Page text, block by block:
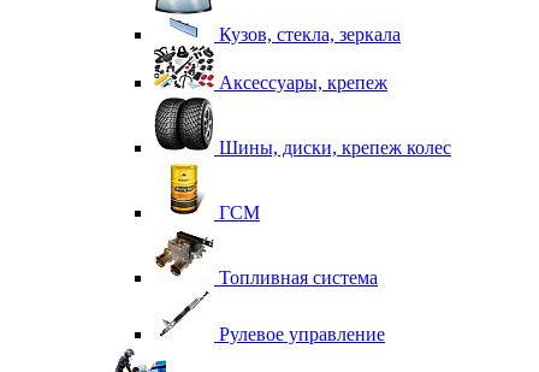
Кузов, стекла, зеркала
Аксессуары, крепеж
Шины, диски, крепеж колес
ГСМ
Топливная система
Рулевое управление